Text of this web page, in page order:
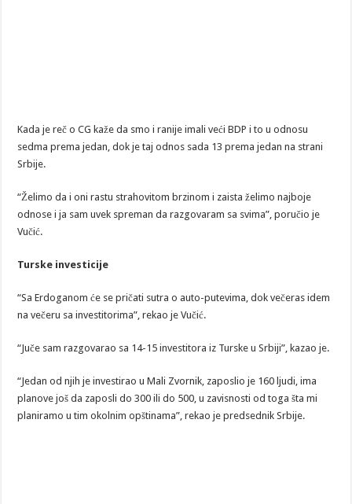
Kada je reč o CG kaže da smo i ranije imali veći BDP i to u odnosu
sedma prema jedan, dok je taj odnos sada 13 prema jedan na strani
Srbije.
“Želimo da i oni rastu strahovitom brzinom i zaista želimo najboje
odnose i ja sam uvek spreman da razgovaram sa svima”, poručio je
Vučić.
Turske investicije
“Sa Erdoganom će se pričati sutra o auto-putevima, dok večeras idem
na večeru sa investitorima”, rekao je Vučić.
“Juče sam razgovarao sa 14-15 investitora iz Turske u Srbiji”, kazao je.
“Jedan od njih je investirao u Mali Zvornik, zaposlio je 160 ljudi, ima
planove još da zaposli do 300 ili do 500, u zavisnosti od toga šta mi
planiramo u tim okolnim opštinama”, rekao je predsednik Srbije.